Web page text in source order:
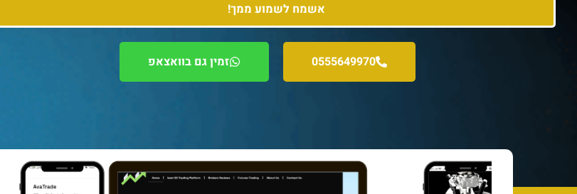
אשמח לשמוע ממך!
0555649970 זמין גם בוואצאפ